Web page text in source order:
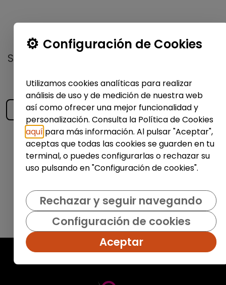
No te pierdas nada
Suscríbete a nuestro
publicadas
Enviar
Configuración de Cookies
Utilizamos cookies analíticas para realizar
análisis de uso y de medición de nuestra web
así como ofrecer una mejor funcionalidad y
personalización. Consulta la Política de Cookies
aquí para más información. Al pulsar "Aceptar",
aceptas que todas las cookies se guarden en tu
terminal, o puedes configurarlas o rechazar su
uso pulsando en "Configuración de cookies".
Rechazar y seguir navegando
Configuración de cookies
Aceptar